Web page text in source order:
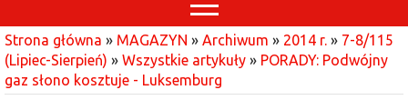
Strona główna » MAGAZYN » Archiwum » 2014 r. » 7-8/115
(Lipiec-Sierpień) » Wszystkie artykuły » PORADY: Podwójny
gaz słono kosztuje - Luksemburg